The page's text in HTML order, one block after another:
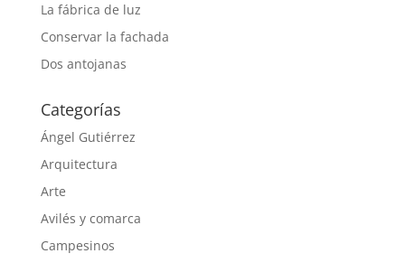
La fábrica de luz
Conservar la fachada
Dos antojanas
Categorías
Ángel Gutiérrez
Arquitectura
Arte
Avilés y comarca
Campesinos